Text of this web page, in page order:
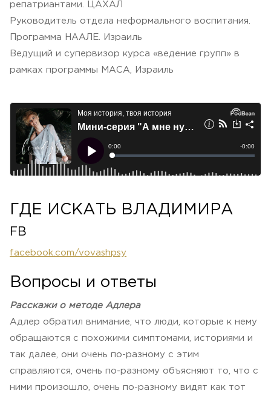
репатриантами. ЦАХАЛ
Руководитель отдела неформального воспитания.
Программа НААЛЕ. Израиль
Ведущий и супервизор курса «ведение групп» в
рамках программы МАСА, Израиль
ГДЕ ИСКАТЬ ВЛАДИМИРА
FB
facebook.com/vovashpsy
Вопросы и ответы
Расскажи о методе Адлера
Адлер обратил внимание, что люди, которые к нему
обращаются с похожими симптомами, историями и
так далее, они очень по-разному с этим
справляются, очень по-разному объясняют то, что с
ними произошло, очень по-разному видят как тот